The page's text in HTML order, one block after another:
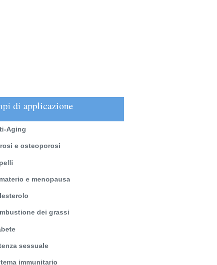
di applicazione
Aging
e osteoporosi
e menopausa
dei grassi
sessuale
immunitario